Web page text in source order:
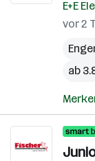
E+E
vor 2
ab